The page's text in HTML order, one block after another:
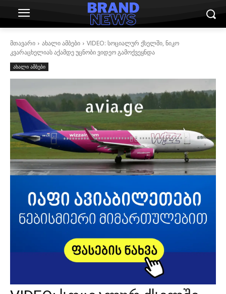
მთავარი ახალი ამბები
VIDEO: სოციალურ ქსელში, ნიკო
კვარაცხელიას აქამდე უცნობი ვიდეო გამოქვეყნდა
ახალი ამბები